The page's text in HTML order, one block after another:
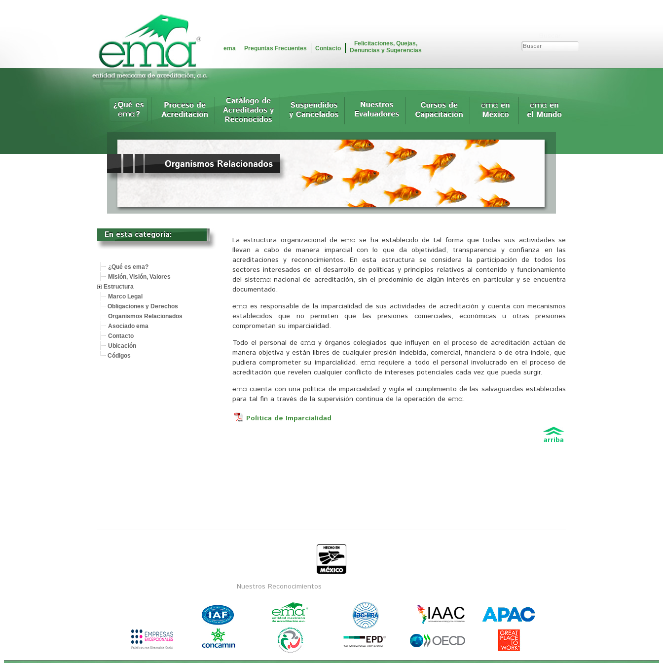
ema Preguntas Frecuentes Contacto
Felicitaciones, Quejas,
Denuncias y Sugerencias
La estructura organizacional deema se ha establecido de tal forma que todas sus actividades se
llevan a cabo de manera imparcial con lo que da objetividad, transparencia y confianza en las
acreditaciones y reconocimientos. En esta estructura se considera la participación de todos los
sectores interesados en el desarrollo de políticas y principios relativos al contenido y funcionamiento
del sistema nacional de acreditación, sin el predominio de algún interés en particular y se encuentra
documentado.
ema es responsable de la imparcialidad de sus actividades de acreditación y cuenta con mecanismos
establecidos que no permiten que las presiones comerciales, económicas u otras presiones
comprometan su imparcialidad.
Todo el personal deema y órganos colegiados que influyen en el proceso de acreditación actúan de
manera objetiva y están libres de cualquier presión indebida, comercial, financiera o de otra índole, que
pudiera comprometer su imparcialidad. emarequiere a todo el personal involucrado en el proceso de
acreditación que revelen cualquier conflicto de intereses potenciales cada vez que pueda surgir.
ema cuenta con una política de imparcialidad y vigila el cumplimiento de las salvaguardas establecidas
para tal fin a través de la supervisión continua de la operación de ema.
Política de Imparcialidad
arriba
En esta categoría:
¿Qué es ema?
Misión, Visión, Valores
Estructura
Marco Legal
Obligaciones y Derechos
Organismos Relacionados
Asociado ema
Contacto
Ubicación
Códigos
Nuestros Reconocimientos